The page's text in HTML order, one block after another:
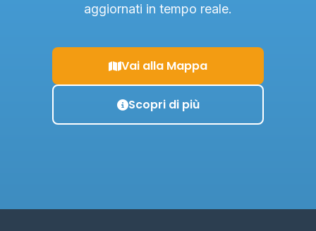
aggiornati in tempo reale.
Vai alla Mappa
Scopri di più